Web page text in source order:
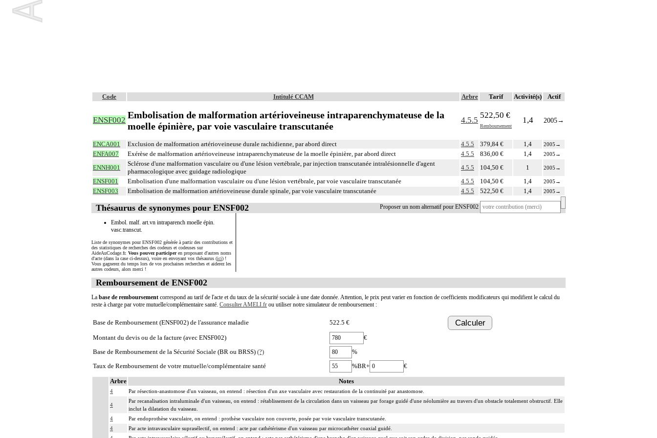
Code Intitulé CCAM Arbre Tarif Activité(s) Actif
ENSF002 Embolisation de malformation artérioveineuse intraparenchymateuse de la
moelle épinière, par voie vasculaire transcutanée
4.5.5
522,50 €
Remboursement
1,4 2005→
ENCA001 Exclusion de malformation artérioveineuse durale rachidienne, par abord direct 4.5.5 379,84 € 1,4 2005 →
ENFA007 Exérèse de malformation artérioveineuse intraparenchymateuse de la moelle épinière, par abord direct 4.5.5 836,00 € 1,4 2005 →
ENNH001
Sclérose d'une malformation vasculaire ou d'une lésion vertébrale, par injection transcutanée intralésionnelle d'agent
pharmacologique avec guidage radiologique
4.5.5 104,50 € 1 2005 →
ENSF001 Embolisation d'une malformation vasculaire ou d'une lésion vertébrale, par voie vasculaire transcutanée 4.5.5 104,50 € 1,4 2005 →
ENSF003 Embolisation de malformation artérioveineuse durale spinale, par voie vasculaire transcutanée 4.5.5 522,50 € 1,4 2005 →
Proposer un nom alternatif pour ENSF002
Thésaurus de synonymes pour ENSF002
Embol. malf. art.vn intraparench moelle épin.
vasc.transcut.
Liste de synonymes pour ENSF002 générée à partir des contributions et
des statistiques de recherches des codeurs et codeuses sur
AideAuCodage.fr. Vous pouvez participeren proposant d'autres noms
d'acte (dans la case ci-dessus), voire en envoyant vos thésaurus (ici) !
Vous gagnerez du temps lors de vos prochaines recherches et aiderez les
autres codeurs, alors merci !
Remboursement de ENSF002
La base de remboursement correspond au tarif de l'acte et du taux de la sécurité sociale à une date donnée. Attention, le prix peut varier en fonction de coefficients modificateurs qui modifient le calcul du
reste à charge par votre mutuelle/complémentaire santé. Consulter AMELI.fr ou utiliser notre simulateur de remboursement :
Base de Remboursement (ENSF002) de l'assurance maladie 522.5 € Calculer
Montant du devis ou de la facture (avec ENSF002)
€
Base de Remboursement de la Sécurité Sociale (BR ou BRSS) (?)
%
Taux de Remboursement de votre mutuelle/complémentaire santé
%BR+ €
Arbre Notes
4 Par résection-anastomose d'un vaisseau, on entend : résection d'un axe vasculaire avec restauration de la continuité par anastomose.
4
Par recanalisation intraluminale d'un vaisseau, on entend : rétablissement de la circulation dans un vaisseau par forage guidé d'une néolumière au travers d'un obstacle totalement obstructif. Elle
inclut la dilatation du vaisseau.
4
Par endoprothèse vasculaire, on entend : prothèse vasculaire non couverte, posée par voie vasculaire transcutanée.
4
Par acte intravasculaire suprasélectif, on entend : acte par cathétérisme d'un vaisseau par microcathéter coaxial guidé.